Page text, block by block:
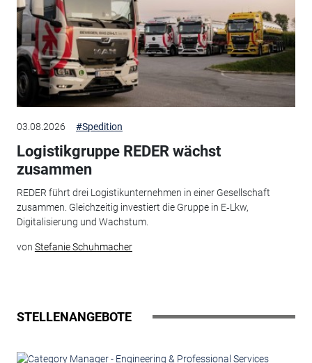
03.08.2026 #Spedition
Logistikgruppe REDER wächst
zusammen
REDER führt drei Logistikunternehmen in einer Gesellschaft
zusammen. Gleichzeitig investiert die Gruppe in E‑Lkw,
Digitalisierung und Wachstum.
von Stefanie Schuhmacher
STELLENANGEBOTE